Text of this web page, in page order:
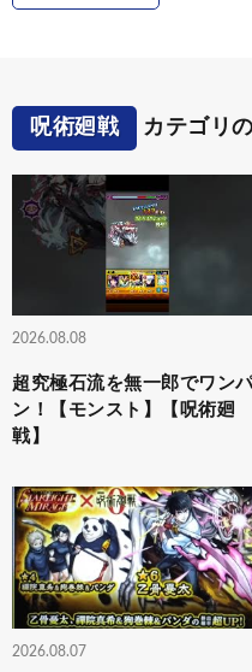
呪術廻戦 カテゴリ
2026.08.08
超究極石流を無一郎でワン
ン！【モンスト】【呪術廻
戦】
2026.08.07